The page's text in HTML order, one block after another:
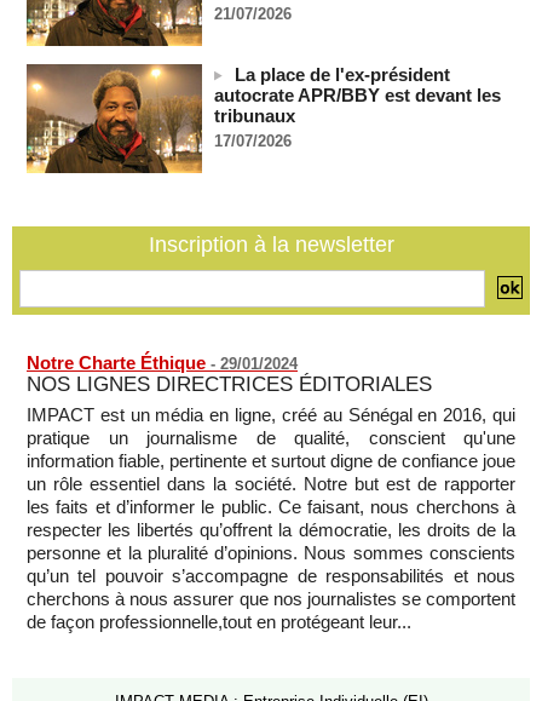
Bénin: le nouveau Sénat élit son premier président
06/08/2026 -
La Centrafrique et le Cameroun apaisent les tensions après
un incident frontalier
06/08/2026 -
Vu & Lu sur X - Donald Trump dans le piège à milliards de la
BBC
21/07/2026
La place de l'ex-président
autocrate APR/BBY est devant les
tribunaux
17/07/2026
Inscription à la newsletter
Notre Charte Éthique - 29/01/2024
NOS LIGNES DIRECTRICES ÉDITORIALES
IMPACT est un média en ligne, créé au Sénégal en 2016, qui
pratique un journalisme de qualité, conscient qu'une
information fiable, pertinente et surtout digne de confiance joue
un rôle essentiel dans la société. Notre but est de rapporter
les faits et d’informer le public. Ce faisant, nous cherchons à
respecter les libertés qu’offrent la démocratie, les droits de la
personne et la pluralité d’opinions. Nous sommes conscients
qu’un tel pouvoir s’accompagne de responsabilités et nous
cherchons à nous assurer que nos journalistes se comportent
de façon professionnelle,tout en protégeant leur...